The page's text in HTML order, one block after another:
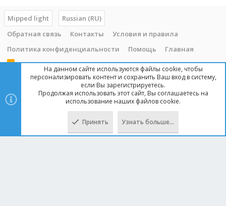
Mipped light
Russian (RU)
Обратная связь
Контакты
Условия и правила
Политика конфиденциальности
Помощь Главная
R
Copyright © 2014 - 2025, mipped.com. Все права защищены. При
копировании материала с сайта, обратная ссылка обязательна!
На данном сайте используются файлы cookie, чтобы
персонализировать контент и сохранить Ваш вход в систему,
если Вы зарегистрируетесь.
Продолжая использовать этот сайт, Вы соглашаетесь на
использование наших файлов cookie.
Принять Узнать больше…